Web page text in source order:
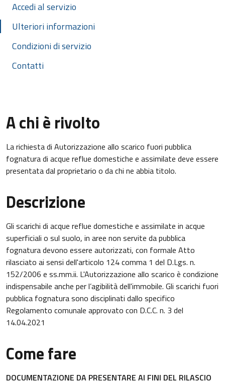
Accedi al servizio
Ulteriori informazioni
Condizioni di servizio
Contatti
A chi è rivolto
La richiesta di Autorizzazione allo scarico fuori pubblica
fognatura di acque reflue domestiche e assimilate deve essere
presentata dal proprietario o da chi ne abbia titolo.
Descrizione
Gli scarichi di acque reflue domestiche e assimilate in acque
superficiali o sul suolo, in aree non servite da pubblica
fognatura devono essere autorizzati, con formale Atto
rilasciato ai sensi dell'articolo 124 comma 1 del D.Lgs. n.
152/2006 e ss.mm.ii. L'Autorizzazione allo scarico è condizione
indispensabile anche per l’agibilità dell'immobile. Gli scarichi fuori
pubblica fognatura sono disciplinati dallo specifico
Regolamento comunale approvato con D.C.C. n. 3 del
14.04.2021
Come fare
DOCUMENTAZIONE DA PRESENTARE AI FINI DEL RILASCIO